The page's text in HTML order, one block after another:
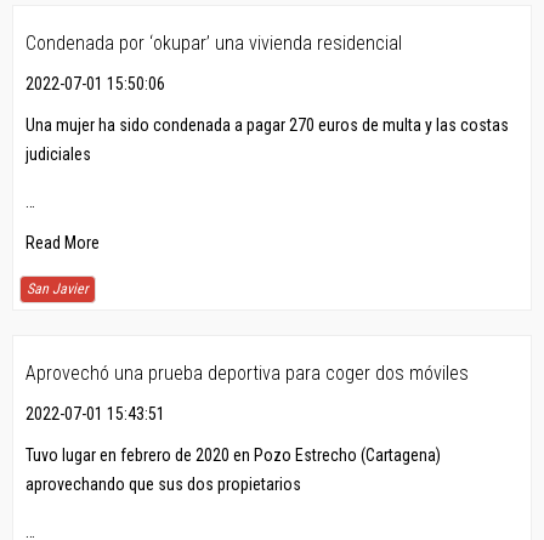
Condenada por ‘okupar’ una vivienda residencial
2022-07-01 15:50:06
Una mujer ha sido condenada a pagar 270 euros de multa y las costas
judiciales
Read More
San Javier
Aprovechó una prueba deportiva para coger dos móviles
2022-07-01 15:43:51
Tuvo lugar en febrero de 2020 en Pozo Estrecho (Cartagena)
aprovechando que sus dos propietarios